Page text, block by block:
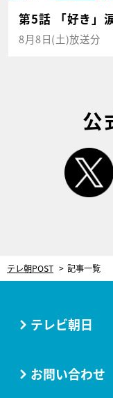
第5話 「好き」
8月8日(土)放送分
公
テレ朝POST 記事一覧
テレビ朝日
お問い合わせ